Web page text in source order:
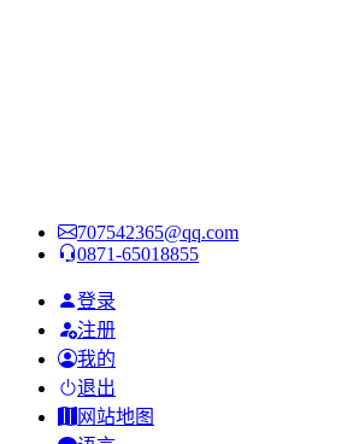
707542365@qq.com
0871-65018855
登录
注册
我的
退出
网站地图